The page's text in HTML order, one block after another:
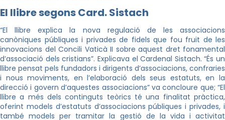
El llibre segons Card.Sistach
“El llibre explica la nova regulació de les associacions
canòniques públiques i privades de fidels que fou fruit de les
innovacions del Concili Vaticà II sobre aquest dret fonamental
d’associació dels cristians”. Explicava el Cardenal Sistach. “És un
llibre pensat pels fundadors i dirigents d’associacions, confraries
i nous moviments, en l’elaboració dels seus estatuts, en la
direcció i govern d’aquestes associacions” va concloure que; “El
llibre a més dels continguts teòrics té una finalitat pràctica,
oferint models d’estatuts d’associacions públiques i privades, i
també models per tramitar la gestió de la vida i activitat